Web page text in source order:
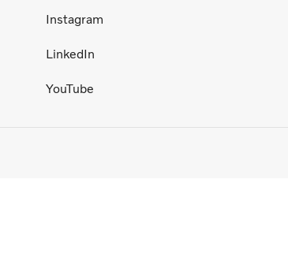
Instagram
LinkedIn
YouTube